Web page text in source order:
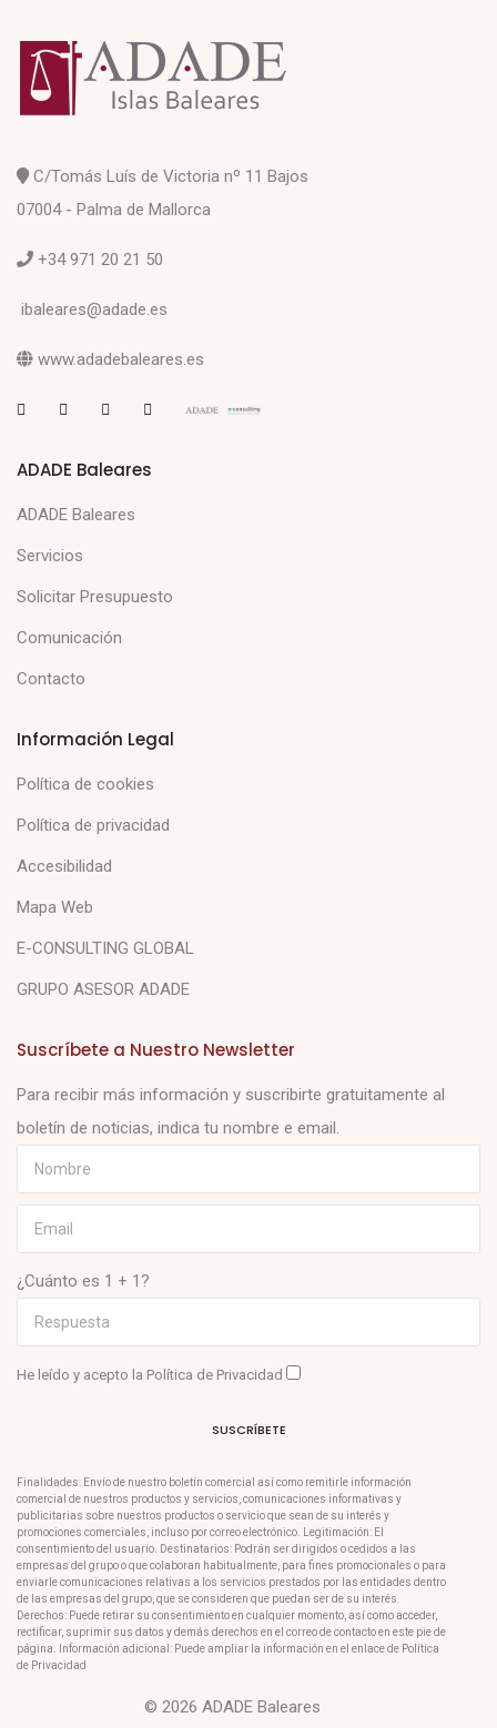
C/Tomás Luís de Victoria nº 11 Bajos
07004 - Palma de Mallorca
+34 971 20 21 50
ibaleares@adade.es
www.adadebaleares.es
ADADE Baleares
ADADE Baleares
Servicios
Solicitar Presupuesto
Comunicación
Contacto
Información Legal
Política de cookies
Política de privacidad
Accesibilidad
Mapa Web
E-CONSULTING GLOBAL
GRUPO ASESOR ADADE
Suscríbete a Nuestro Newsletter
Para recibir más información y suscribirte gratuitamente al
boletín de noticias, indica tu nombre e email.
¿Cuánto es 1 + 1?
He leído y acepto la Política de Privacidad
SUSCRÍBETE
Finalidades: Envío de nuestro boletín comercial así como remitirle información
comercial de nuestros productos y servicios, comunicaciones informativas y
publicitarias sobre nuestros productos o servicio que sean de su interés y
promociones comerciales, incluso por correo electrónico. Legitimación: El
consentimiento del usuario. Destinatarios: Podrán ser dirigidos o cedidos a las
empresas del grupo o que colaboran habitualmente, para fines promocionales o para
enviarle comunicaciones relativas a los servicios prestados por las entidades dentro
de las empresas del grupo, que se consideren que puedan ser de su interés.
Derechos: Puede retirar su consentimiento en cualquier momento, así como acceder,
rectificar, suprimir sus datos y demás derechos en el correo de contacto en este pie de
página. Información adicional: Puede ampliar la información en el enlace de Política
de Privacidad
© 2026 ADADE Baleares